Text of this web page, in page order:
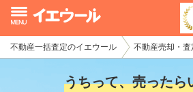
不動産一括査定のイエウール 不動産売却・査
うちって、売ったら
イエウール加盟希望の不動産会社様
初めての方へ